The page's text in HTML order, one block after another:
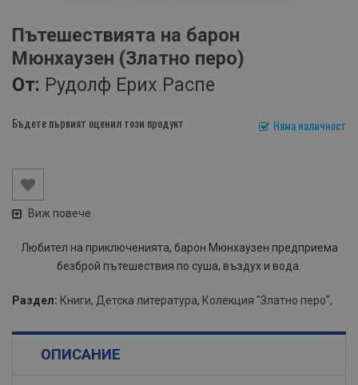
Пътешествията на барон
Мюнхаузен (Златно перо)
От: Рудолф Ерих Распе
Няма наличност
Бъдете първият оценил този продукт
Виж повече
Любител на приключенията, барон Мюнхаузен предприема
безброй пътешествия по суша, въздух и вода.
Раздел: Книги, Детска литература, Колекция "Златно перо",
ОПИСАНИЕ